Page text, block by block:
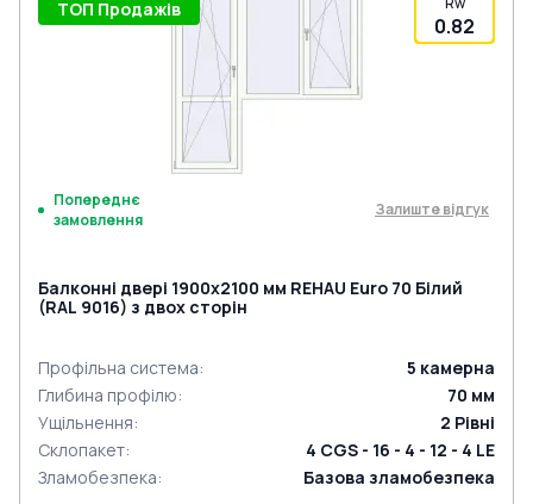
0.82
ТОП Продажів
Попереднє
замовлення
Залиште відгук
Балконні двері 1900x2100 мм REHAU Euro 70 Білий
(RAL 9016) з двох сторін
Профільна система: 5 камерна
Глибина профілю: 70 мм
Ущільнення: 2 Рівні
Склопакет:
4 CGS - 16 - 4 - 12 - 4 LE
Зламобезпека: Базова зламобезпека